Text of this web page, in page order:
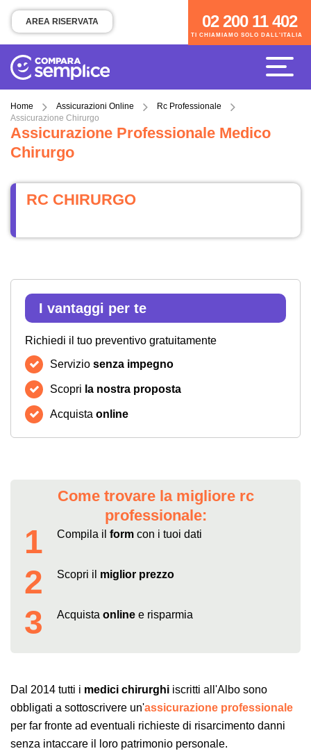
TI CHIAMIAMO SOLO DALL'ITALIA
02 200 11 402
AREA RISERVATA
Home Assicurazioni Online
Rc Professionale
Assicurazione Chirurgo
Assicurazione Professionale Medico
Chirurgo
RC CHIRURGO
I vantaggi per te
Richiedi il tuo preventivo gratuitamente
Servizio senza impegno
Scopri la nostra proposta
Acquista online
Come trovare la migliore rc
professionale:
1 Compila il form con i tuoi dati
2 Scopri il miglior prezzo
3 Acquista online e risparmia
Dal 2014 tutti i medici chirurghi iscritti all'Albo sono
obbligati a sottoscrivere un'assicurazione professionale
per far fronte ad eventuali richieste di risarcimento danni
senza intaccare il loro patrimonio personale.
02 200 11 402